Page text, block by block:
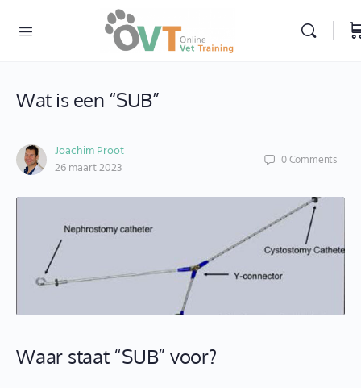
Wat is een “SUB”
Joachim Proot
26 maart 2023
0Comments
Waar staat “SUB” voor?